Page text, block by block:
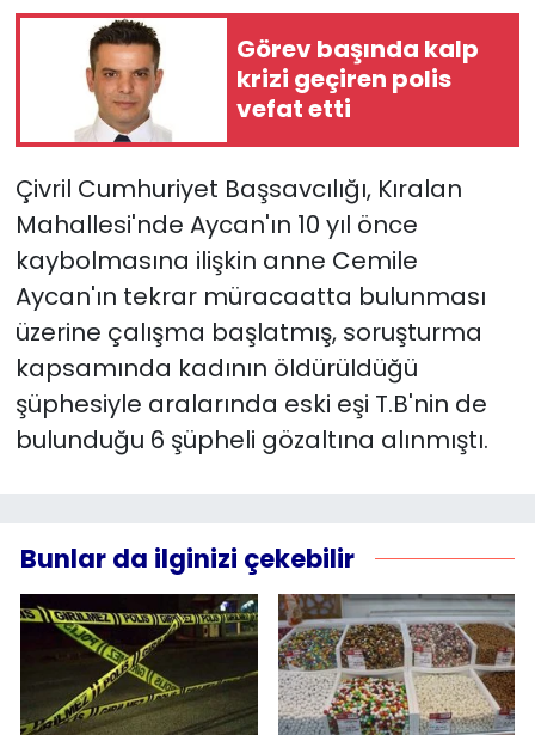
Görev başında kalp
krizi geçiren polis
vefat etti
Çivril Cumhuriyet Başsavcılığı, Kıralan
Mahallesi'nde Aycan'ın 10 yıl önce
kaybolmasına ilişkin anne Cemile
Aycan'ın tekrar müracaatta bulunması
üzerine çalışma başlatmış, soruşturma
kapsamında kadının öldürüldüğü
şüphesiyle aralarında eski eşi T.B'nin de
bulunduğu 6 şüpheli gözaltına alınmıştı.
Bunlar da ilginizi çekebilir